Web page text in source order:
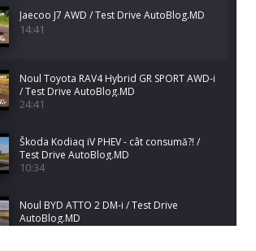
Jaecoo J7 AWD / Test Drive AutoBlog.MD
14:41
Noul Toyota RAV4 Hybrid GR SPORT AWD-i
/ Test Drive AutoBlog.MD
24:41
Škoda Kodiaq iV PHEV - cât consumă?! /
Test Drive AutoBlog.MD
10:34
Noul BYD ATTO 2 DM-i / Test Drive
AutoBlog.MD